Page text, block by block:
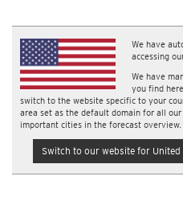
We have
accessing
We have
you find
switch to the website specific to your
area set as the default domain for all
important cities in the forecast overview.
Switch to our website for United